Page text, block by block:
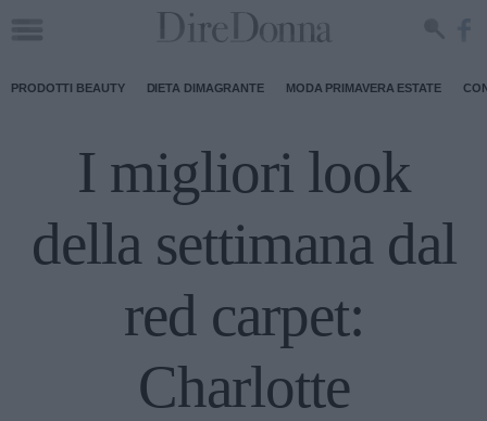
PRODOTTI BEAUTY DIETA DIMAGRANTE MODA PRIMAVERA ESTATE
I migliori look
della settimana dal
red carpet:
Charlotte